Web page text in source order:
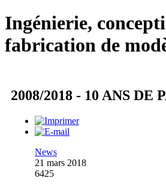
Ingénierie,
fabrication de
2008/2018 - 10 ANS DE
News
21 mars 2018
6425